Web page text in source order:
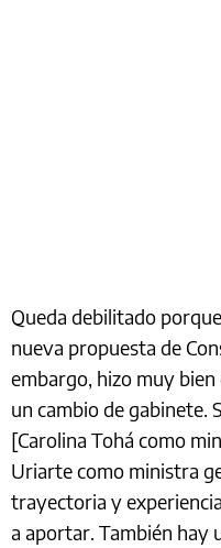
Queda debilitado
nueva propuesta de
embargo, hizo muy
un cambio de gabinete.
[Carolina Tohá como
Uriarte como ministra
trayectoria y
a aportar. También hay